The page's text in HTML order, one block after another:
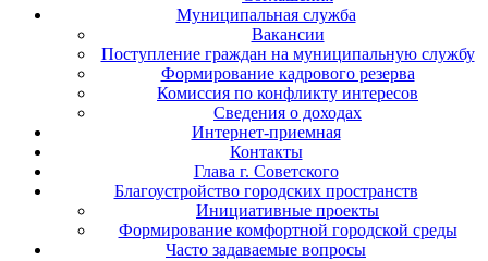
Муниципальная служба
Вакансии
Поступление граждан на муниципальную службу
Формирование кадрового резерва
Комиссия по конфликту интересов
Сведения о доходах
Интернет-приемная
Контакты
Глава г. Советского
Благоустройство городских пространств
Инициативные проекты
Формирование комфортной городской среды
Часто задаваемые вопросы